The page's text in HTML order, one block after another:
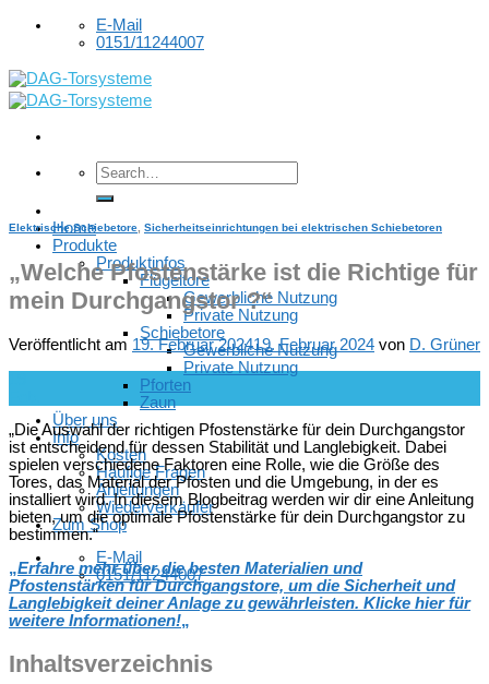
Skip
E-Mail
0151/11244007
Home
Produkte
Produktinfos
Flügeltore
Gewerbliche Nutzung
Private Nutzung
Schiebetore
Gewerbliche Nutzung
Private Nutzung
Pforten
Zaun
Über uns
Info
Kosten
Häufige Fragen
Anleitungen
Wiederverkäufer
Zum Shop
E-Mail
0151/11244007
Elektrische Schiebetore Sicherheitseinrichtungen bei elektrischen Schiebetoren
„Welche Pfostenstärke ist die Richtige für
mein Durchgangstor ?“
Veröffentlicht am 19. Februar 202419. Februar 2024 von D. Grüner
„Die Auswahl der richtigen Pfostenstärke für dein Durchgangstor
ist entscheidend für dessen Stabilität und Langlebigkeit. Dabei
spielen verschiedene Faktoren eine Rolle, wie die Größe des
Tores, das Material der Pfosten und die Umgebung, in der es
installiert wird. In diesem Blogbeitrag werden wir dir eine Anleitung
bieten, um die optimale Pfostenstärke für dein Durchgangstor zu
bestimmen.“
„Erfahre mehr über die besten Materialien und
Pfostenstärken für Durchgangstore, um die Sicherheit und
Langlebigkeit deiner Anlage zu gewährleisten. Klicke hier für
weitere Informationen!„
Inhaltsverzeichnis